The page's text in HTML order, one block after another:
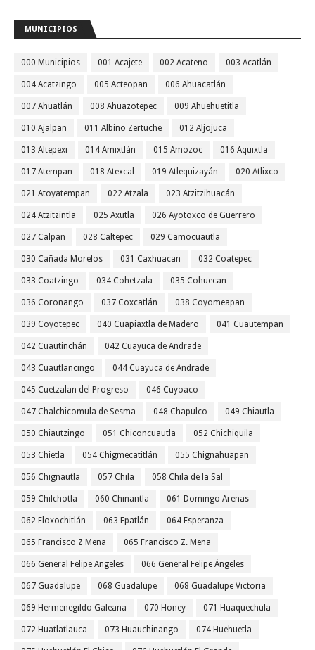
MUNICIPIOS
000 Municipios 001 Acajete 002 Acateno 003 Acatlán
004 Acatzingo 005 Acteopan 006 Ahuacatlán
007 Ahuatlán 008 Ahuazotepec 009 Ahuehuetitla
010 Ajalpan 011 Albino Zertuche 012 Aljojuca
013 Altepexi 014 Amixtlán 015 Amozoc 016 Aquixtla
017 Atempan 018 Atexcal 019 Atlequizayán 020 Atlixco
021 Atoyatempan 022 Atzala 023 Atzitzihuacán
024 Atzitzintla 025 Axutla 026 Ayotoxco de Guerrero
027 Calpan 028 Caltepec 029 Camocuautla
030 Cañada Morelos 031 Caxhuacan 032 Coatepec
033 Coatzingo 034 Cohetzala 035 Cohuecan
036 Coronango 037 Coxcatlán 038 Coyomeapan
039 Coyotepec 040 Cuapiaxtla de Madero 041 Cuautempan
042 Cuautinchán 042 Cuayuca de Andrade
043 Cuautlancingo 044 Cuayuca de Andrade
045 Cuetzalan del Progreso 046 Cuyoaco
047 Chalchicomula de Sesma 048 Chapulco 049 Chiautla
050 Chiautzingo 051 Chiconcuautla 052 Chichiquila
053 Chietla 054 Chigmecatitlán 055 Chignahuapan
056 Chignautla 057 Chila 058 Chila de la Sal
059 Chilchotla 060 Chinantla 061 Domingo Arenas
062 Eloxochitlán 063 Epatlán 064 Esperanza
065 Francisco Z Mena 065 Francisco Z. Mena
066 General Felipe Angeles 066 General Felipe Ángeles
067 Guadalupe 068 Guadalupe 068 Guadalupe Victoria
069 Hermenegildo Galeana 070 Honey 071 Huaquechula
072 Huatlatlauca 073 Huauchinango 074 Huehuetla